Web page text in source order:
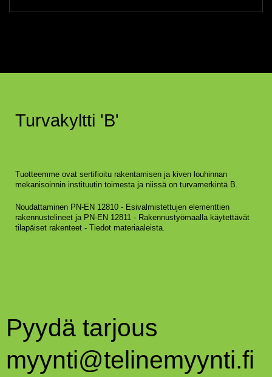
Turvakyltti 'B'
Tuotteemme ovat sertifioitu rakentamisen ja kiven louhinnan
mekanisoinnin instituutin toimesta ja niissä on turvamerkintä B.
Noudattaminen PN-EN 12810 - Esivalmistettujen elementtien
rakennustelineet ja PN-EN 12811 - Rakennustyömaalla käytettävät
tilapäiset rakenteet - Tiedot materiaaleista.
Pyydä tarjous
myynti@telinemyynti.fi